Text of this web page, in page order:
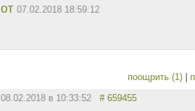
от 07.02.2018 18:59:12
поощрить (1)
08.02.2018 в 10:33:52 # 659455